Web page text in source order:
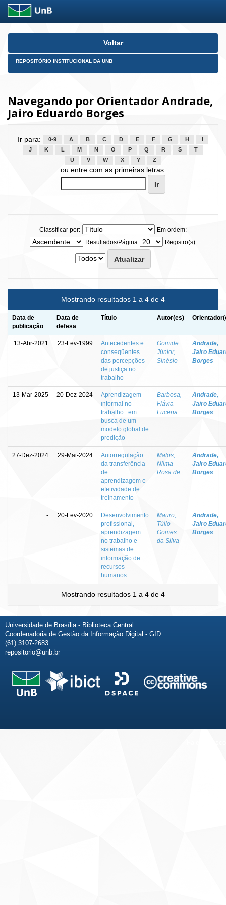
Skip
Voltar
REPOSITÓRIO INSTITUCIONAL DA UNB
Navegando por Orientador Andrade,
Jairo Eduardo Borges
Ir para: 0-9 A B C D E F G H
J
K L M N O P Q R S
T
U
V W X Y Z
ou entre com as primeiras letras:
Classificar por:
Em ordem:
Resultados/Página
Registro(s):
Mostrando resultados 1 a 4 de 4
Data de
publicação
Data de
defesa
Título Autor(es)
13-Abr-2021 23-Fev-1999
Antecedentes e
conseqüentes
das percepções
de justiça no
trabalho
Gomide
Júnior,
Sinésio
Andrade,
Jairo
Borges
13-Mar-2025 20-Dez-2024
Aprendizagem
informal no
trabalho : em
busca de um
modelo global de
predição
Barbosa,
Flávia
Lucena
Andrade,
Jairo
Borges
27-Dez-2024 29-Mai-2024
Autorregulação
da transferência
de
aprendizagem e
efetividade de
treinamento
Matos,
Nilma
Rosa de
Andrade,
Jairo
Borges
- 20-Fev-2020
Desenvolvimento
profissional,
aprendizagem
no trabalho e
sistemas de
informação de
recursos
humanos
Mauro,
Túlio
Gomes
da Silva
Andrade,
Jairo
Borges
Mostrando resultados 1 a 4 de 4
Universidade de Brasília - Biblioteca Central
Coordenadoria de Gestão da Informação Digital - GID
(61) 3107-2683
repositorio@unb.br